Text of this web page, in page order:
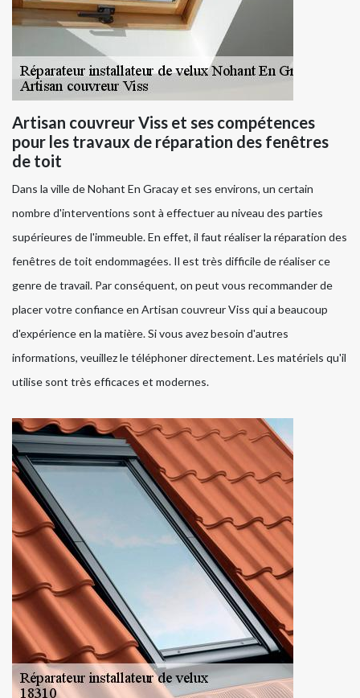
Artisan couvreur Viss et ses compétences
pour les travaux de réparation des fenêtres
de toit
Dans la ville de Nohant En Gracay et ses environs, un certain
nombre d'interventions sont à effectuer au niveau des parties
supérieures de l'immeuble. En effet, il faut réaliser la réparation des
fenêtres de toit endommagées. Il est très difficile de réaliser ce
genre de travail. Par conséquent, on peut vous recommander de
placer votre confiance en Artisan couvreur Viss qui a beaucoup
d'expérience en la matière. Si vous avez besoin d'autres
informations, veuillez le téléphoner directement. Les matériels qu'il
utilise sont très efficaces et modernes.